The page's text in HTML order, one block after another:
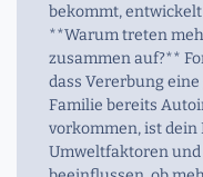
bekommt,
**Warum treten
zusammen auf?**
dass Vererbung
Familie bereits
vorkommen, ist dein
Umweltfaktoren